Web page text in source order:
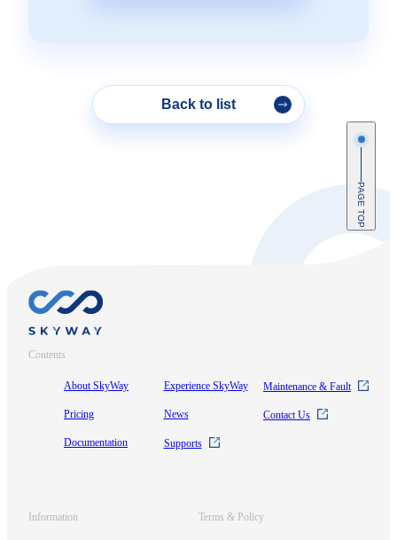
Back to list
PAGE TOP
Contents
About SkyWay
Pricing
Documentation
Experience SkyWay
News
Supports
Maintenance & Fault
Contact Us
Information Terms & Policy